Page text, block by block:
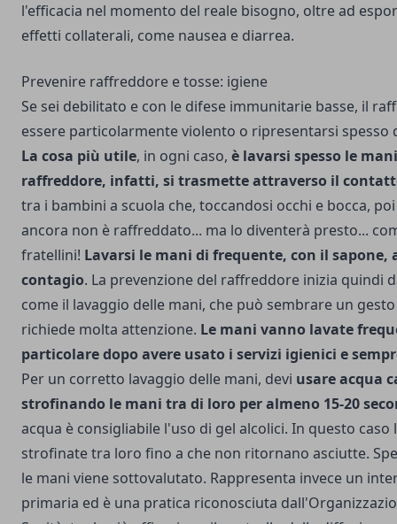
l'efficacia nel momento del reale bisogno, oltre ad
effetti collaterali, come nausea e diarrea.
Prevenire raffreddore e tosse: igiene
Se sei debilitato e con le difese immunitarie basse, il
essere particolarmente violento o ripresentarsi spesso
La cosa più utile, in ogni caso, è lavarsi spesso le
raffreddore, infatti, si trasmette attraverso il
tra i bambini a scuola che, toccandosi occhi e bocca,
ancora non è raffreddato... ma lo diventerà presto...
fratellini! Lavarsi le mani di frequente, con il
contagio. La prevenzione del raffreddore inizia quindi
come il lavaggio delle mani, che può sembrare un
richiede molta attenzione. Le mani vanno lavate
particolare dopo avere usato i servizi igienici e
Per un corretto lavaggio delle mani, devi usare acqua
strofinando le mani tra di loro per almeno 15-20
acqua è consigliabile l'uso di gel alcolici. In questo caso
strofinate tra loro fino a che non ritornano asciutte.
le mani viene sottovalutato. Rappresenta invece un
primaria ed è una pratica riconosciuta